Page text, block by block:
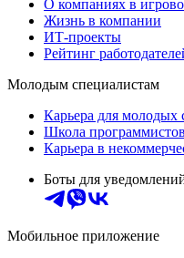
О компаниях в
Жизнь в компании
ИТ-проекты
Рейтинг
Молодым специалистам
Карьера для молодых
Школа программистов
Карьера в
Боты для
Мобильное приложение